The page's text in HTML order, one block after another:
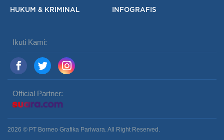
HUKUM & KRIMINAL INFOGRAFIS
Ikuti Kami:
Official Partner:
2026 © PT Borneo Grafika Pariwara. All Right Reserved.